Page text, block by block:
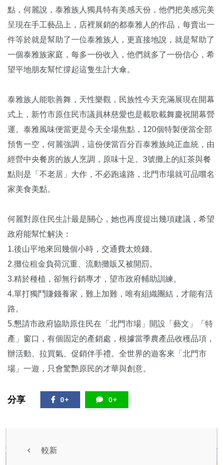
點，何麗說，泰雅族人獨具特有美感天份，他們把美感完美
呈現在手工藝品上，店裡展銷的都泰雅人的作品，每賣出一
件等於就是幫助了一位泰雅族人，更直接地說，就是幫助了
一個泰雅族家庭，每多一份收入，他們就多了一份信心，希
望平地朋友幫忙撐起這隻生計大傘。
泰雅族人能歌善舞，天性樂觀，民族性今天充滿展現在開幕
式上，新竹市原住民市議員林慈愛也是載歌載舞慶祝開幕營
運。泰雅風味便當更是今天全場焦點，120個特製便當全部
預售一空，何麗強調，這份便當百分百泰雅族純正血統，由
經營中央餐房的族人烹調，原味十足。3號攤上的紅茶與餐
點則是「不老居」大作，不必跑遠路，北門市場就可品嚐名
家美食美點。
何麗對原住民生計最是關心，她也再度提出幾項建議，希望
政府能幫忙解決：
1.後山平地來回幾個小時，交通費太燒錢。
2.攤位租金負荷沉重、流動攤販又被開罰。
3.精於種植，卻無行銷專才，望市政府輔助訓練。
4.單打獨鬥賺錢養家，難上加難，唯有組織團結，才能有活
路。
5.懇請市政府協助原住民在「北門市場」開設「藝文」「特
產」窗口，有個固定的產銷處，根據當季農產品收穫品項，
辦活動、拉買氣、促銷伴手禮。全世界的遊客來「北門市
場」一遊，只會驚艷原民的才華與創意。
分享 0+ 0+
較新